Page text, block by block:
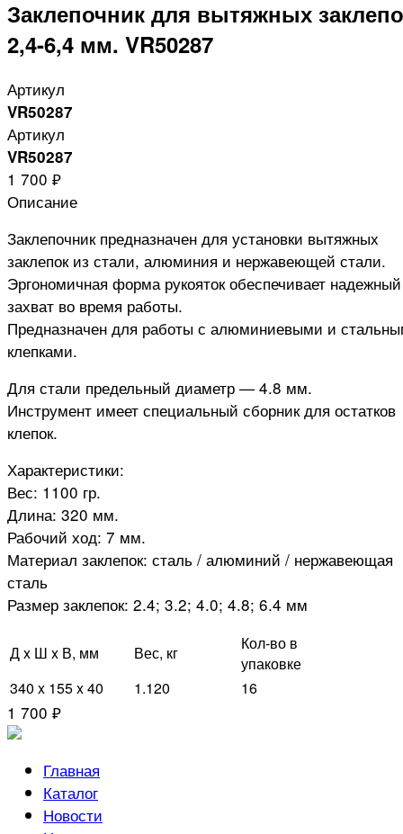
Заклепочник для вытяжных
2,4-6,4 мм. VR50287
Артикул
VR50287
Артикул
VR50287
1 700 ₽
Описание
Заклепочник предназначен для установки вытяжных
заклепок из стали, алюминия и нержавеющей стали.
Эргономичная форма рукояток обеспечивает надежный
захват во время работы.
Предназначен для работы с алюминиевыми и
клепками.
Для стали предельный диаметр — 4.8 мм.
Инструмент имеет специальный сборник для остатков
клепок.
Характеристики:
Вес: 1100 гр.
Длина: 320 мм.
Рабочий ход: 7 мм.
Материал заклепок: сталь / алюминий / нержавеющая
сталь
Размер заклепок: 2.4; 3.2; 4.0; 4.8; 6.4 мм
Д x Ш x В, мм Вес, кг
Кол-во в
упаковке
340 x 155 x 40
1.120 16
1 700 ₽
Главная
Каталог
Новости